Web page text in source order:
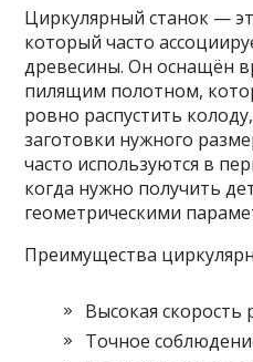
Циркулярный станок —
который часто
древесины. Он оснащён
пилящим полотном,
ровно распустить
заготовки нужного
часто используются в
когда нужно получить
геометрическими
Преимущества
Высокая скорость
Точное